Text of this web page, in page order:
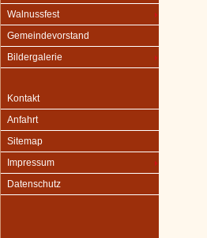
Walnussfest
Gemeindevorstand
Bildergalerie
Kontakt
Anfahrt
Sitemap
Impressum
Datenschutz